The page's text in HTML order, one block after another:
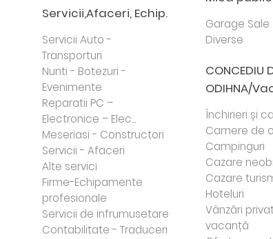
Servicii,Afaceri, Echip.
Servicii Auto -
Transporturi
Nunti - Botezuri -
Evenimente
Reparatii PC –
Electronice – Elec...
Meseriasi - Constructori
Servicii - Afaceri
Alte servici
Firme-Echipamente
profesionale
Servicii de infrumusetare
Contabilitate - Traduceri
Garage Sale
Diverse
CONCEDIU
ODIHNA/
Închirieri și
Camere de
Campinguri
Cazare
Cazare
Hoteluri
Vânzări
vacanță